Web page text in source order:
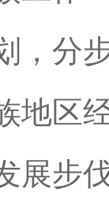
，分
地区
展步